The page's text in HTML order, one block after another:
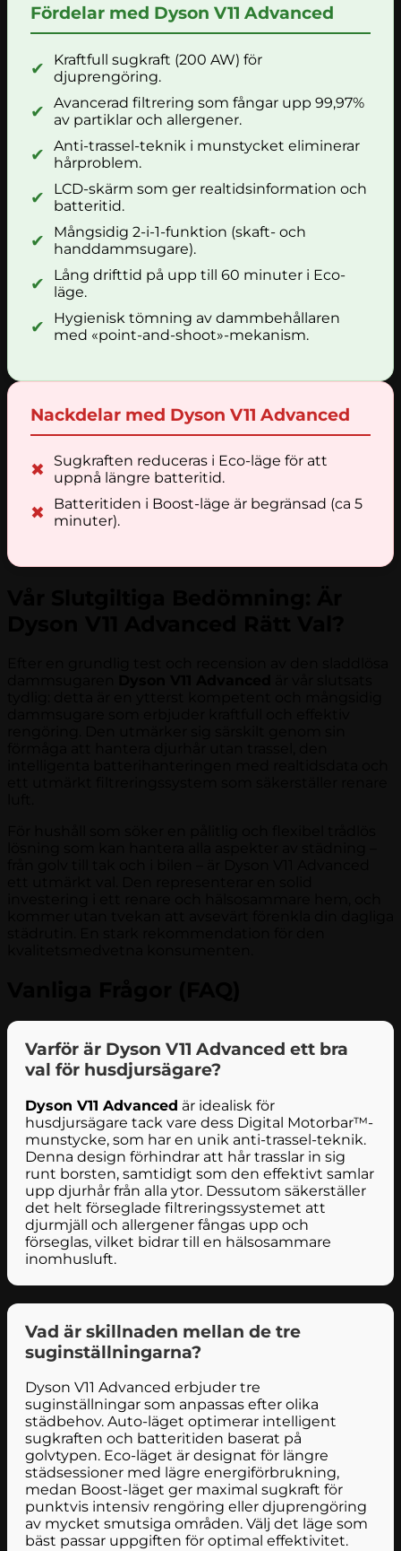
Fördelar med Dyson V11 Advanced
✔
Kraftfull sugkraft (200 AW) för
djuprengöring.
✔
Avancerad filtrering som fångar upp 99,97%
av partiklar och allergener.
✔
Anti-trassel-teknik i munstycket eliminerar
hårproblem.
✔
LCD-skärm som ger realtidsinformation och
batteritid.
✔
Mångsidig 2-i-1-funktion (skaft- och
handdammsugare).
✔
Lång drifttid på upp till 60 minuter i Eco-
läge.
✔
Hygienisk tömning av dammbehållaren
med «point-and-shoot»-mekanism.
Nackdelar med Dyson V11 Advanced
✖
Sugkraften reduceras i Eco-läge för att
uppnå längre batteritid.
✖
Batteritiden i Boost-läge är begränsad (ca 5
minuter).
Varför är Dyson V11 Advanced ett bra
val för husdjursägare?
Dyson V11 Advanced är idealisk för
husdjursägare tack vare dess Digital Motorbar™-
munstycke, som har en unik anti-trassel-teknik.
Denna design förhindrar att hår trasslar in sig
runt borsten, samtidigt som den effektivt samlar
upp djurhår från alla ytor. Dessutom säkerställer
det helt förseglade filtreringssystemet att
djurmjäll och allergener fångas upp och
förseglas, vilket bidrar till en hälsosammare
inomhusluft.
Vad är skillnaden mellan de tre
suginställningarna?
Dyson V11 Advanced erbjuder tre
suginställningar som anpassas efter olika
städbehov. Auto-läget optimerar intelligent
sugkraften och batteritiden baserat på
golvtypen. Eco-läget är designat för längre
städsessioner med lägre energiförbrukning,
medan Boost-läget ger maximal sugkraft för
punktvis intensiv rengöring eller djuprengöring
av mycket smutsiga områden. Välj det läge som
bäst passar uppgiften för optimal effektivitet.